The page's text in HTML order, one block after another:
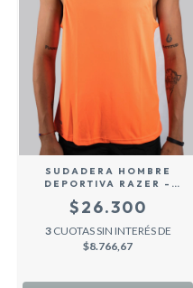
SUDADERA HOMBRE
DEPORTIVA RAZER -
$26.300
3 CUOTAS SIN INTERÉS DE
$8.766,67